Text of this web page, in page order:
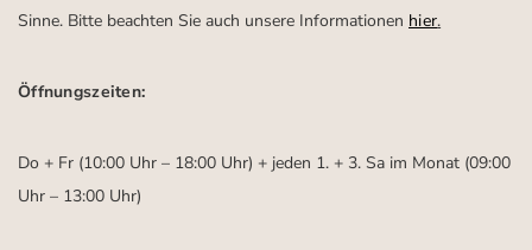
Sinne. Bitte beachten Sie auch unsere Informationen hier.
Öffnungszeiten:
Do + Fr (10:00 Uhr – 18:00 Uhr) + jeden 1. + 3. Sa im Monat (09:00
Uhr – 13:00 Uhr)